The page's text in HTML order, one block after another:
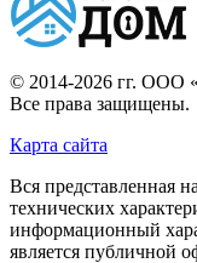
© 2014-2026 гг. ООО
Все права защищены.
Карта сайта
Вся представленная
технических
информационный
является публичной